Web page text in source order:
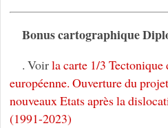
Bonus cartographique
. Voirla carte 1/3
européenne. Ouverture du
nouveaux Etats après la
(1991-2023)